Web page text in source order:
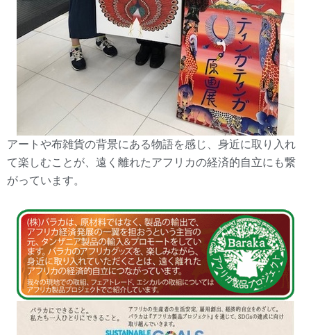
アートや布雑貨の背景にある物語を感じ、身近に取り入れ
て楽しむことが、遠く離れたアフリカの経済的自立にも繋
がっています。